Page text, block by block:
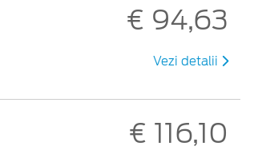
€ 94,63
Vezi detalii
€ 116,10